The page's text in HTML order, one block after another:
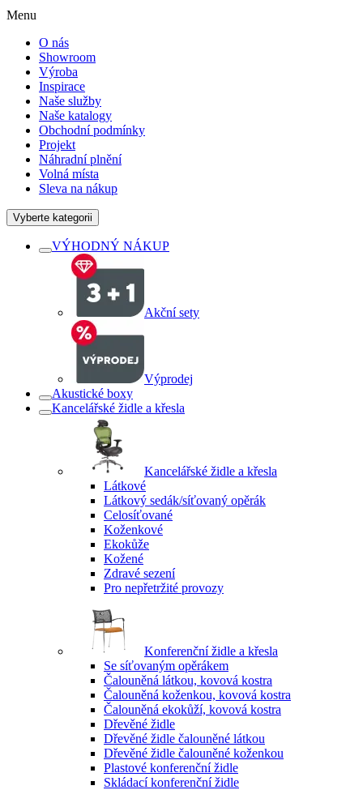
Menu
O nás
Showroom
Výroba
Inspirace
Naše služby
Naše katalogy
Obchodní podmínky
Projekt
Náhradní plnění
Volná místa
Sleva na nákup
Vyberte kategorii
VÝHODNÝ NÁKUP
Akční sety
Výprodej
Akustické boxy
Kancelářské židle a křesla
Kancelářské židle a křesla
Látkové
Látkový sedák/síťovaný opěrák
Celosíťované
Koženkové
Ekokůže
Kožené
Zdravé sezení
Pro nepřetržité provozy
Konferenční židle a křesla
Se síťovaným opěrákem
Čalouněná látkou, kovová kostra
Čalouněná koženkou, kovová kostra
Čalouněná ekokůží, kovová kostra
Dřevěné židle
Dřevěné židle čalouněné látkou
Dřevěné židle čalouněné koženkou
Plastové konferenční židle
Skládací konferenční židle